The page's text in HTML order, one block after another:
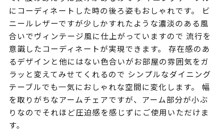
にコーディネートした時の後ろ姿もおしゃれです。 ビ
ニールレザーですが少しかすれたような濃淡のある風
合いでヴィンテージ風に仕上がっていますので 流行を
意識したコーディネートが実現できます。 存在感のあ
るデザインと他にはない色合いがお部屋の雰囲気をガ
ラッと変えてみせてくれるので シンプルなダイニング
テーブルでも一気におしゃれな空間に変化します。 幅
を取りがちなアームチェアですが、アーム部分が小ぶ
りなのでそれほど圧迫感を感じずにご使用いただけま
す。